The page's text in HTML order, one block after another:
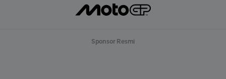
Sponsor Resmi